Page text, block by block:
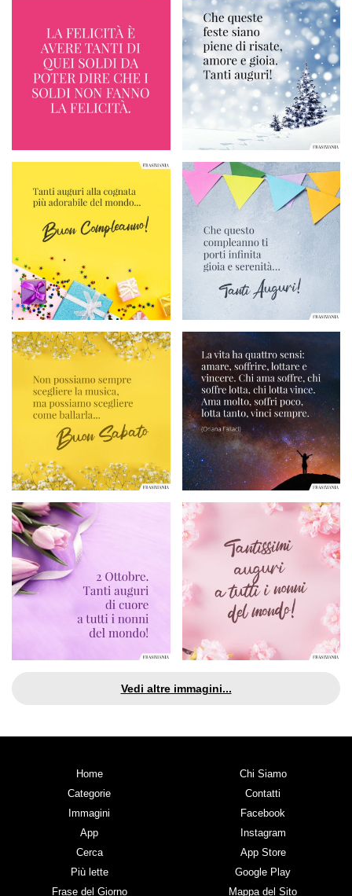
Vedi altre immagini...
Home
Categorie
Immagini
App
Cerca
Più lette
Frase del Giorno
Chi Siamo
Contatti
Facebook
Instagram
App Store
Google Play
Mappa del Sito